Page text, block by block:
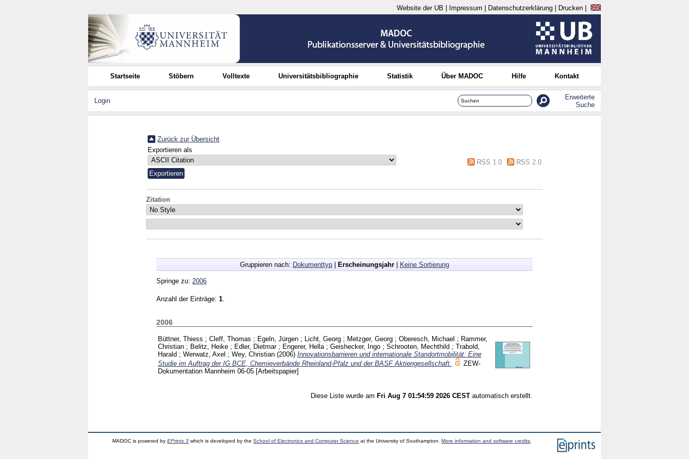
Website der UB Impressum Datenschutzerklärung Drucken
Startseite Stöbern Volltexte Universitätsbibliographie Statistik Über MADOC Hilfe Kontakt
Login
Erweiterte
Suche
Zurück zur Übersicht
Exportieren als
RSS 1.0
RSS 2.0
Zitation
Gruppieren nach: Dokumenttyp Erscheinungsjahr Keine Sortierung
Springe zu: 2006
Anzahl der Einträge: 1
2006
Büttner, Thiess ; Cleff, Thomas ; Egeln, Jürgen ; Licht, Georg ; Metzger, Georg ; Oberesch, Michael ; Rammer,
Christian ; Belitz, Heike ; Edler, Dietmar; Engerer, Hella ; Geishecker, Ingo ; Schrooten, Mechthild ; Trabold,
Harald ; Werwatz, Axel ; Wey, Christian (2006) Innovationsbarrieren und internationale Standortmobilität: Eine
Studie im Auftrag der IG BCE, Chemieverbände Rheinland-Pfalz und der BASF Aktiengesellschaft.
ZEW-
Dokumentation Mannheim 06-05 [Arbeitspapier]
Diese Liste wurde am Fri Aug 7 01:54:59 2026 CEST automatisch erstellt.
MADOC is powered byEPrints 3 which is developed by theSchool of Electronics and Computer Science at the University of Southampton.More information and software credits